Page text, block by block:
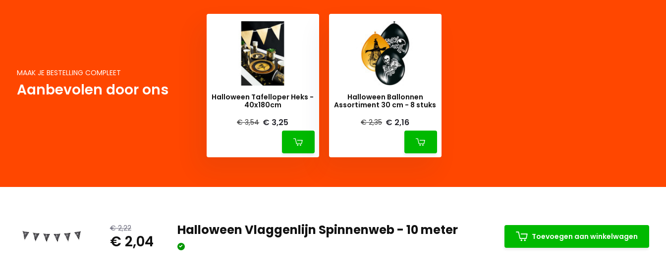
MAAK JE BESTELLING COMPLEET
Aanbevolen door ons
Halloween Tafelloper Heks -
40x180cm
€ 3,54 € 3,25
Halloween Ballonnen
Assortiment 30 cm - 8 stuks
€ 2,35 € 2,16
€ 2,22
€ 2,04
Halloween Vlaggenlijn Spinnenweb - 10 meter Toevoegen aan winkelwagen